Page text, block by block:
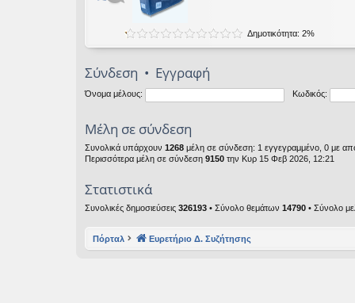
Δημοτικότητα: 2%
Σύνδεση • Εγγραφή
Όνομα μέλους: Κωδικός:
Μέλη σε σύνδεση
Συνολικά υπάρχουν 1268 μέλη σε σύνδεση: 1 εγγεγραμμένο, 0 με
Περισσότερα μέλη σε σύνδεση 9150 την Κυρ 15 Φεβ 2026, 12:21
Στατιστικά
Συνολικές δημοσιεύσεις 326193 • Σύνολο θεμάτων 14790 • Σύνολο
Πόρταλ Ευρετήριο Δ. Συζήτησης